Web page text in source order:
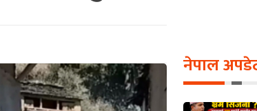
नेपाल